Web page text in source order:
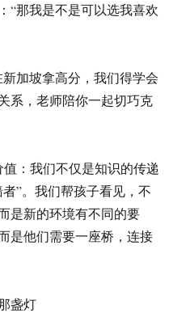
“那我是不是可以选我喜欢
加坡拿高分，我们得学会
系，老师陪你一起切巧克
值：我们不仅是知识的传递
”。我们帮孩子看见，不
是新的环境有不同的要
是他们需要一座桥，连接
盏灯